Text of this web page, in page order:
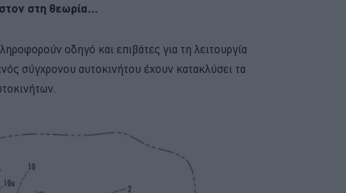
στη θεωρία…
οδηγό και επιβάτες για τη λειτουργία
σύγχρονου αυτοκινήτου έχουν κατακλύσει τα